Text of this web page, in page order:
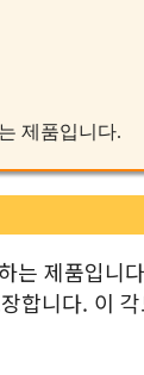
제품입니다.
제품입니
합니다. 이